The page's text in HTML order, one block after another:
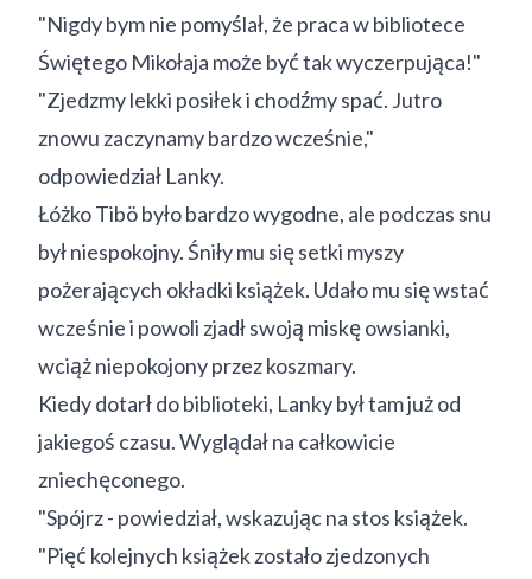
"Nigdy bym nie pomyślał, że praca w bibliotece
Świętego Mikołaja może być tak wyczerpująca!"
"Zjedzmy lekki posiłek i chodźmy spać. Jutro
znowu zaczynamy bardzo wcześnie,"
odpowiedział Lanky.
Łóżko Tibö było bardzo wygodne, ale podczas snu
był niespokojny. Śniły mu się setki myszy
pożerających okładki książek. Udało mu się wstać
wcześnie i powoli zjadł swoją miskę owsianki,
wciąż niepokojony przez koszmary.
Kiedy dotarł do biblioteki, Lanky był tam już od
jakiegoś czasu. Wyglądał na całkowicie
zniechęconego.
"Spójrz - powiedział, wskazując na stos książek.
"Pięć kolejnych książek zostało zjedzonych